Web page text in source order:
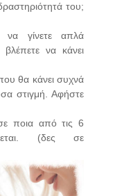
του;
να γίνετε απλά
βλέπετε να κάνει
θα κάνει συχνά
στιγμή. Αφήστε
ποια από τις 6
(δες σε